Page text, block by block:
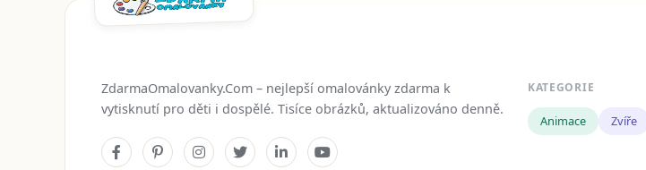
ZdarmaOmalovanky.Com – nejlepší omalovánky zdarma k
vytisknutí pro děti i dospělé. Tisíce obrázků, aktualizováno denně.
KATEGORIE
Animace Zvíře